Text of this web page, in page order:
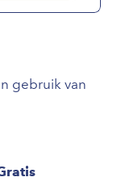
gebruik van